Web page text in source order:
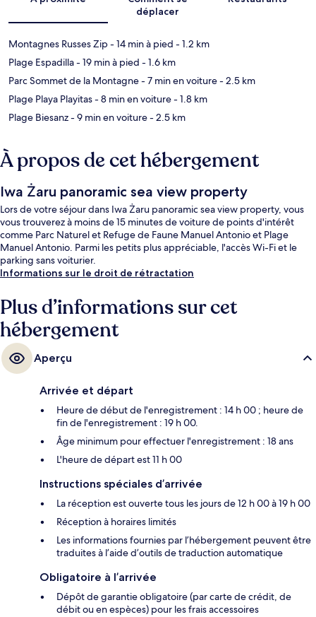
déplacer
Montagnes Russes Zip- 14 min à pied - 1.2 km
Plage Espadilla- 19 min à pied - 1.6 km
Parc Sommet de la Montagne- 7 min en voiture- 2.5 km
Plage Playa Playitas- 8 min en voiture- 1.8 km
Plage Biesanz- 9 min en voiture- 2.5 km
À propos de cet hébergement
Iwa Żaru panoramic sea view property
Lors de votre séjour dans Iwa Żaru panoramic sea view property, vous
vous trouverez à moins de 15 minutes de voiture de points d'intérêt
comme Parc Naturel et Refuge de Faune Manuel Antonio et Plage
Manuel Antonio. Parmi les petits plus appréciable, l'accès Wi-Fi et le
parking sans voiturier.
Informations sur le droit de rétractation
Plus d’informations sur cet
hébergement
Aperçu
Arrivée et départ
Heure de début de l'enregistrement : 14 h 00 ; heure de
fin de l'enregistrement : 19 h 00.
Âge minimum pour effectuer l'enregistrement : 18 ans
L'heure de départ est 11 h 00
Instructions spéciales d’arrivée
La réception est ouverte tous les jours de 12 h 00 à 19 h 00
Réception à horaires limités
Les informations fournies par l’hébergement peuvent être
traduites à l’aide d’outils de traduction automatique
Obligatoire à l’arrivée
Dépôt de garantie obligatoire (par carte de crédit, de
débit ou en espèces) pour les frais accessoires